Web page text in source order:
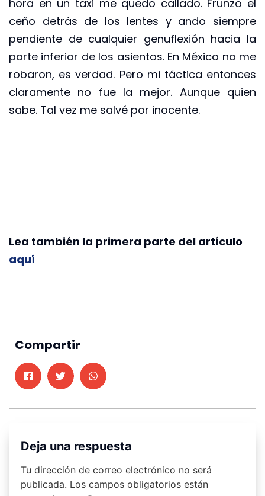
hora en un taxi me quedo callado. Frunzo el
ceño detrás de los lentes y ando siempre
pendiente de cualquier genuflexión hacia la
parte inferior de los asientos. En México no me
robaron, es verdad. Pero mi táctica entonces
claramente no fue la mejor. Aunque quien
sabe. Tal vez me salvé por inocente.
Lea también la primera parte del artículo
aquí
Compartir
Deja una respuesta
Tu dirección de correo electrónico no será
publicada. Los campos obligatorios están